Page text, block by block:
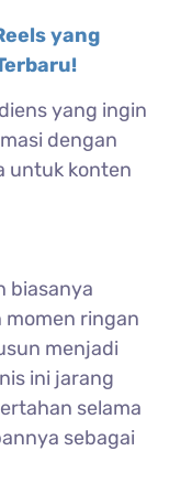
yang
yang ingin
dengan
untuk konten
biasanya
ringan
menjadi
ini jarang
selama
sebagai